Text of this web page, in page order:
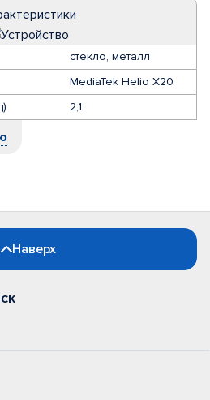
стекло, металл
MediaTek Helio X20
2,1
Наверх